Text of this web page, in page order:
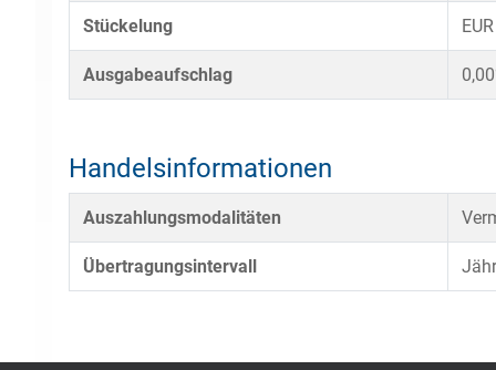
Stückelung
Ausgabeaufschlag
Handelsinformationen
Auszahlungsmodalitäten
Übertragungsintervall